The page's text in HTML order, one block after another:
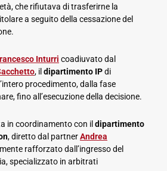
che rifiutava di trasferirne la
a seguito della cessazione del
Inturri coadiuvato dal
, il dipartimento IPdi
procedimento, dalla fase
fino all’esecuzione della decisione.
in coordinamento con il dipartimento
, diretto dal partnerAndrea
rafforzato dall’ingresso del
specializzato in arbitrati